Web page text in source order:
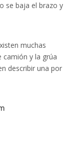
se baja el brazo y
muchas
camión y la grúa
describir una por